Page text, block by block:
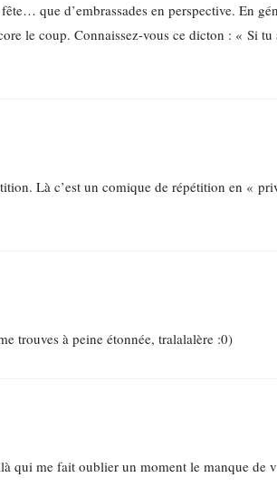
que d’embrassades en perspective. En
le coup. Connaissez-vous ce dicton : « Si
Là c’est un comique de répétition en «
trouves à peine étonnée, tralalalère :0)
qui me fait oublier un moment le manque de